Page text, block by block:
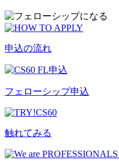
申込の流れ
フェローシップ申込
触れてみる